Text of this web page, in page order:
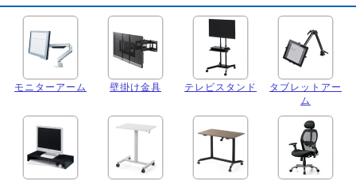
モニターアーム 壁掛け金具 テレビスタンド
タブレットアー
ム